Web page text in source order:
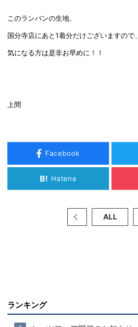
このランバンの生地、
国分寺店にあと1着分だけございますので、
気になる方は是非お早めに！！
上間
Facebook
B! Hatena
ALL
ランキング